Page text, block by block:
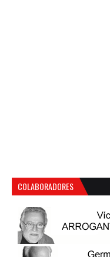
COLABORADORES